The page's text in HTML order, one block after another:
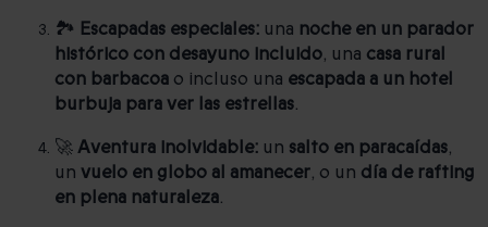
🏞️ Escapadas especiales: una noche en un parador
histórico con desayuno incluido, una casa rural
con barbacoa o incluso una escapada a un hotel
burbuja para ver las estrellas.
🚀Aventura inolvidable: un salto en paracaídas,
un vuelo en globo al amanecer, o un día de rafting
en plena naturaleza.